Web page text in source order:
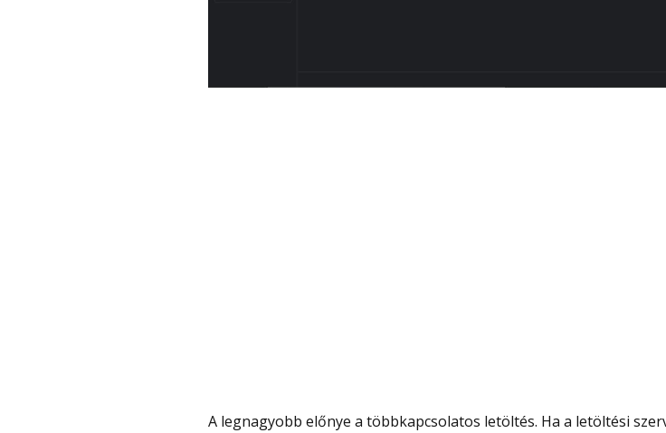
A legnagyobb előnye a többkapcsolatos letöltés. Ha a letöltési szerver támogatja,